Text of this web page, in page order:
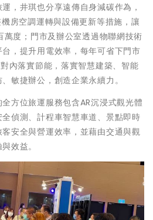
，井琪也分享遠傳自身減碳作為，
房空調運轉與設備更新等措施，讓
度；門市及辦公室透過物聯網技術
，提升用電效率，每年可省下門市
內落實節能，落實智慧建築、智能
敏捷辦公，創造企業永續力。
方位旅運服務包含AR沉浸式觀光體
偵測、計程車智慧車道、景點即時
安全與營運效率，並藉由交通與觀
效益。